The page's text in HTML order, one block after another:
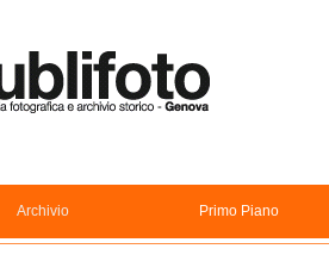
Archivio Primo Piano